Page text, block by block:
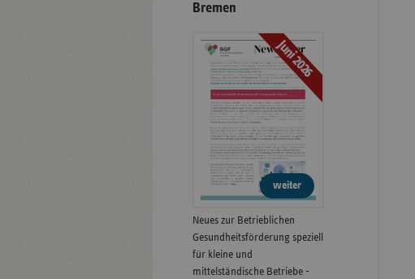
Bremen
Juni 2026
weiter
Neues zur Betrieblichen
Gesundheitsförderung speziell
für kleine und
mittelständische Betriebe -